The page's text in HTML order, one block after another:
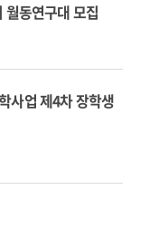
동연구대 모집
사업 제4차 장학생